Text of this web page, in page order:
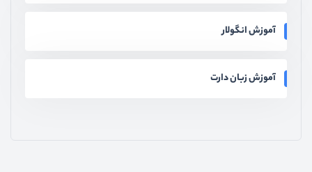
آموزش انگولار
آموزش زبان دارت